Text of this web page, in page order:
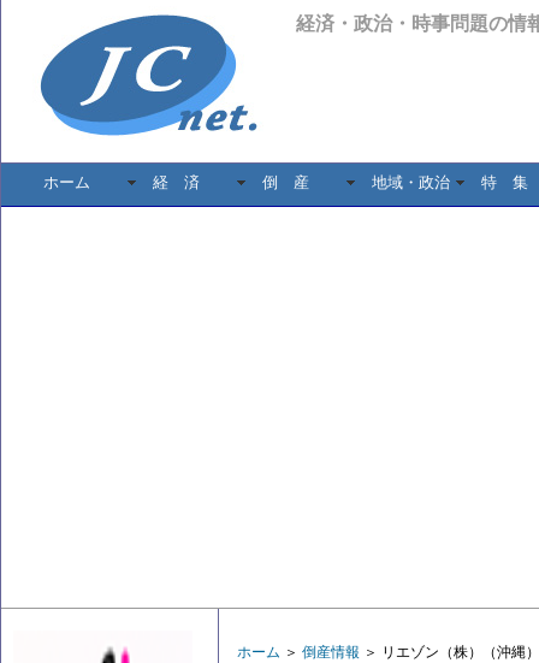
経済・政治・時事問題の情
ホーム 経 済 倒 産 地域・政治 特 集
ホーム ＞ 倒産情報 ＞ リエゾン（株）（沖縄